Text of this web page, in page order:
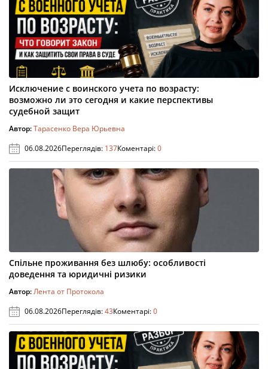
Исключение с воинского учета по возрасту:
возможно ли это сегодня и какие перспективы
судебной защит
Автор:Тарасенко Вера Юрьевна
06.08.2026Переглядів: 137Коментарі:0
Спільне проживання без шлюбу: особливості
доведення та юридичні ризики
Автор:Лента от Протокола
06.08.2026Переглядів:43Коментарі:0